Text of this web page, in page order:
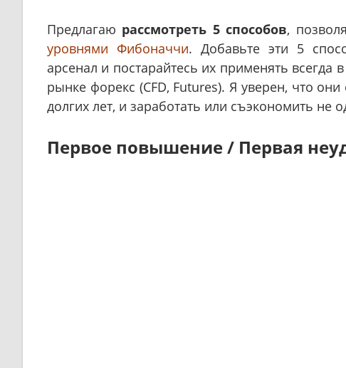
Предлагаю рассмотреть 5 способов,
уровнями Фибоначчи. Добавьте эти 5
арсенал и постарайтесь их применять
рынке форекс (CFD, Futures). Я уверен, что
долгих лет, и заработать или съэкономить не
Первое повышение / Первая